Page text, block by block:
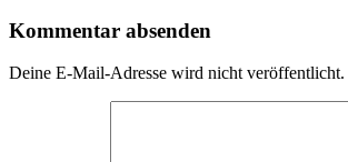
Kommentar absenden
Deine E-Mail-Adresse wird nicht veröffentlicht.